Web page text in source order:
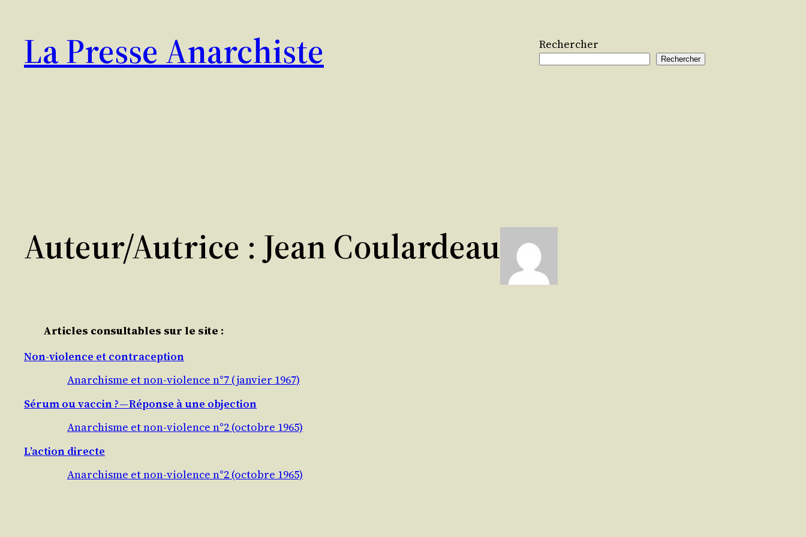
contenu
La Presse Anarchiste Rechercher
Rechercher
Auteur/autrice :Jean Coulardeau
Articles consultables sur le site :
Non-violence et contraception
Anarchisme et non-violence n°7 (janvier 1967)
Sérum ou vaccin ? — Réponse à une objection
Anarchisme et non-violence n°2 (octobre 1965)
L’action directe
Anarchisme et non-violence n°2 (octobre 1965)